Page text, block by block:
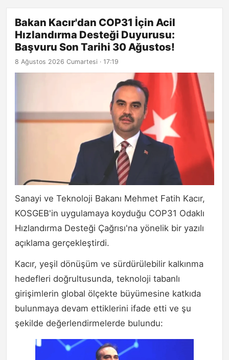
Bakan Kacır'dan COP31 İçin Acil
Hızlandırma Desteği Duyurusu:
Başvuru Son Tarihi 30 Ağustos!
8 Ağustos 2026 Cumartesi · 17:19
Sanayi ve Teknoloji Bakanı Mehmet Fatih Kacır,
KOSGEB'in uygulamaya koyduğu COP31 Odaklı
Hızlandırma Desteği Çağrısı'na yönelik bir yazılı
açıklama gerçekleştirdi.
Kacır, yeşil dönüşüm ve sürdürülebilir kalkınma
hedefleri doğrultusunda, teknoloji tabanlı
girişimlerin global ölçekte büyümesine katkıda
bulunmaya devam ettiklerini ifade etti ve şu
şekilde değerlendirmelerde bulundu: